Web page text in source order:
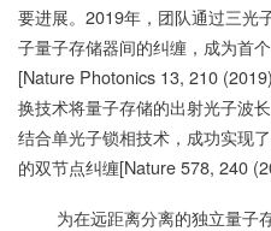
要进展。2019年，团队通过三光
子量子存储器间的纠缠，成为首
[Nature Photonics 13, 210
换技术将量子存储的出射光子波
结合单光子锁相技术，成功实现
的双节点纠缠[Nature 578, 240
为在远距离分离的独立量子